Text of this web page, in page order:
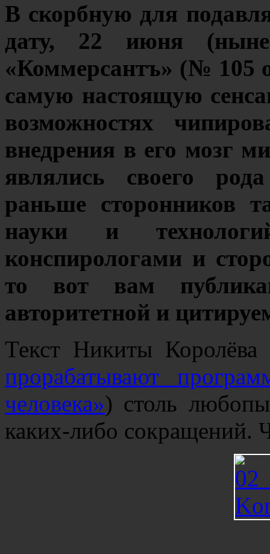
В скорбную для
дату, 22 июня
«Коммерсантъ» (№ 105
самую настоящую
возможностях
внедрения в его мозг
являлись своего
раньше сторонников
науки и
конспирологами и
то вот вам
авторитетной и
Текст Никиты Королёва
прорабатывают
человека») столь
каких-либо сокращений.